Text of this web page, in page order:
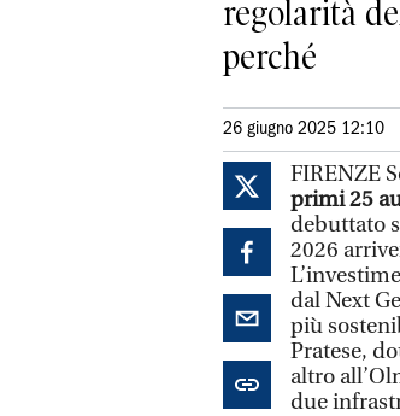
regolarità
perché
26 giugno 2025 12:10
FIRENZE
primi 25
debuttato
2026
dal Next
più
Pratese,
altro
due